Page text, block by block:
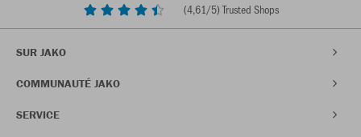
(4,61/5) Trusted Shops
SUR JAKO
COMMUNAUTÉ JAKO
SERVICE